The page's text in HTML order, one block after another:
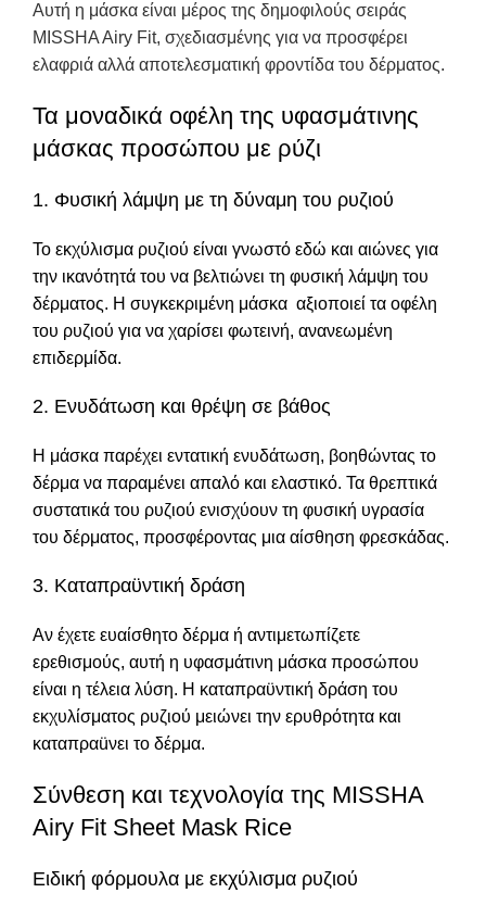
Αυτή η μάσκα είναι μέρος της δημοφιλούς σειράς
MISSHA Airy Fit, σχεδιασμένης για να προσφέρει
ελαφριά αλλά αποτελεσματική φροντίδα του δέρματος.
Τα μοναδικά οφέλη της υφασμάτινης
μάσκας προσώπου με ρύζι
1. Φυσική λάμψη με τη δύναμη του ρυζιού
Το εκχύλισμα ρυζιού είναι γνωστό εδώ και αιώνες για
την ικανότητά του να βελτιώνει τη φυσική λάμψη του
δέρματος. Η συγκεκριμένη μάσκα αξιοποιεί τα οφέλη
του ρυζιού για να χαρίσει φωτεινή, ανανεωμένη
επιδερμίδα.
2. Ενυδάτωση και θρέψη σε βάθος
Η μάσκα παρέχει εντατική ενυδάτωση, βοηθώντας το
δέρμα να παραμένει απαλό και ελαστικό. Τα θρεπτικά
συστατικά του ρυζιού ενισχύουν τη φυσική υγρασία
του δέρματος, προσφέροντας μια αίσθηση φρεσκάδας.
3. Καταπραϋντική δράση
Αν έχετε ευαίσθητο δέρμα ή αντιμετωπίζετε
ερεθισμούς, αυτή η υφασμάτινη μάσκα προσώπου
είναι η τέλεια λύση. Η καταπραϋντική δράση του
εκχυλίσματος ρυζιού μειώνει την ερυθρότητα και
καταπραüνει το δέρμα.
Σύνθεση και τεχνολογία της MISSHA
Airy Fit Sheet Mask Rice
Ειδική φόρμουλα με εκχύλισμα ρυζιού